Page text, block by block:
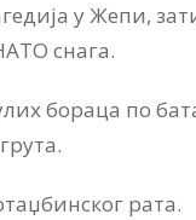
у Жепи,
снага.
бораца по
рата.